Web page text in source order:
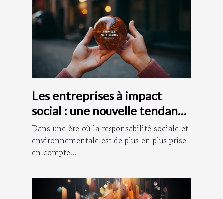
Les entreprises à impact
social : une nouvelle tendance
dans le monde des affaires
Dans une ère où la responsabilité sociale et
environnementale est de plus en plus prise
en compte...